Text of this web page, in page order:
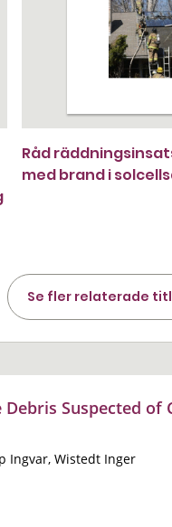
Råd
med brand i
Se fler relaterade
Suspected of
Ingvar, Wistedt Inger